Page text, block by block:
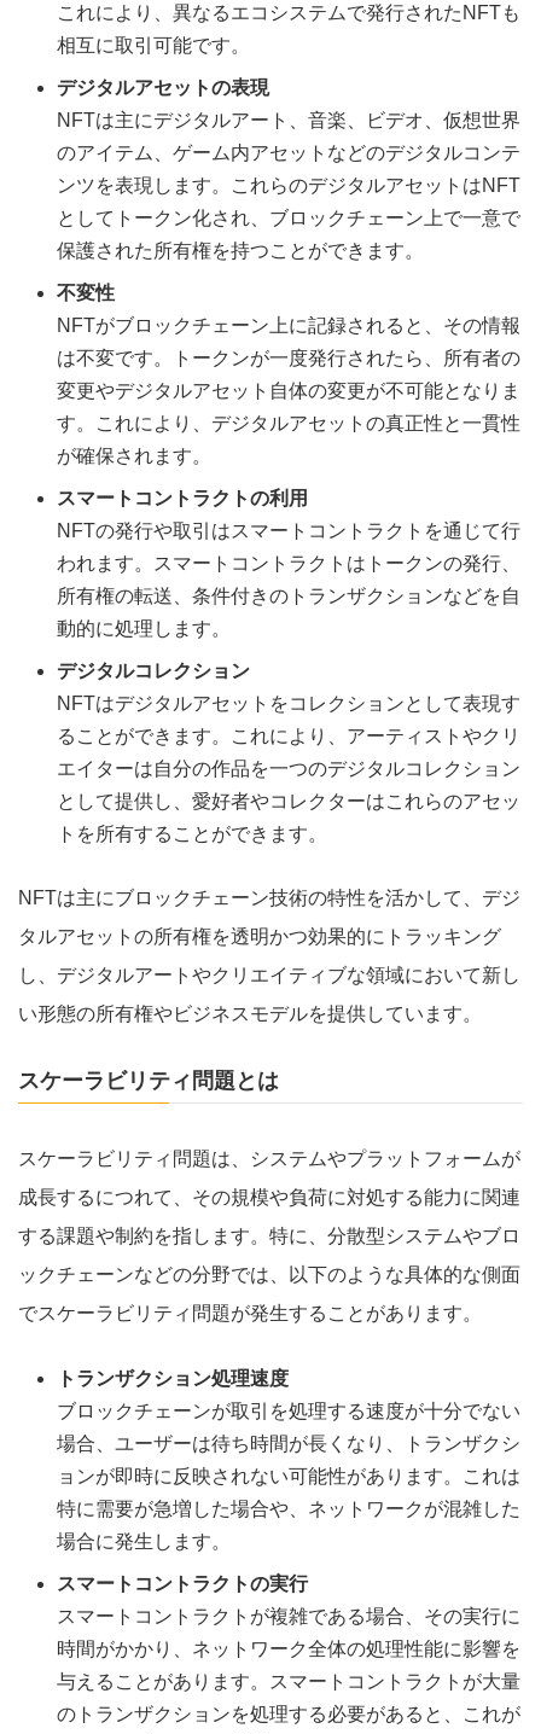
これにより、異なるエコシステムで発行されたNFTも
相互に取引可能です。
デジタルアセットの表現
NFTは主にデジタルアート、音楽、ビデオ、仮想世界
のアイテム、ゲーム内アセットなどのデジタルコンテ
ンツを表現します。これらのデジタルアセットはNFT
としてトークン化され、ブロックチェーン上で一意で
保護された所有権を持つことができます。
不変性
NFTがブロックチェーン上に記録されると、その情報
は不変です。トークンが一度発行されたら、所有者の
変更やデジタルアセット自体の変更が不可能となりま
す。これにより、デジタルアセットの真正性と一貫性
が確保されます。
スマートコントラクトの利用
NFTの発行や取引はスマートコントラクトを通じて行
われます。スマートコントラクトはトークンの発行、
所有権の転送、条件付きのトランザクションなどを自
動的に処理します。
デジタルコレクション
NFTはデジタルアセットをコレクションとして表現す
ることができます。これにより、アーティストやクリ
エイターは自分の作品を一つのデジタルコレクション
として提供し、愛好者やコレクターはこれらのアセッ
トを所有することができます。
NFTは主にブロックチェーン技術の特性を活かして、デジ
タルアセットの所有権を透明かつ効果的にトラッキング
し、デジタルアートやクリエイティブな領域において新し
い形態の所有権やビジネスモデルを提供しています。
スケーラビリティ問題とは
スケーラビリティ問題は、システムやプラットフォームが
成長するにつれて、その規模や負荷に対処する能力に関連
する課題や制約を指します。特に、分散型システムやブロ
ックチェーンなどの分野では、以下のような具体的な側面
でスケーラビリティ問題が発生することがあります。
トランザクション処理速度
ブロックチェーンが取引を処理する速度が十分でない
場合、ユーザーは待ち時間が長くなり、トランザクシ
ョンが即時に反映されない可能性があります。これは
特に需要が急増した場合や、ネットワークが混雑した
場合に発生します。
スマートコントラクトの実行
スマートコントラクトが複雑である場合、その実行に
時間がかかり、ネットワーク全体の処理性能に影響を
与えることがあります。スマートコントラクトが大量
のトランザクションを処理する必要があると、これが